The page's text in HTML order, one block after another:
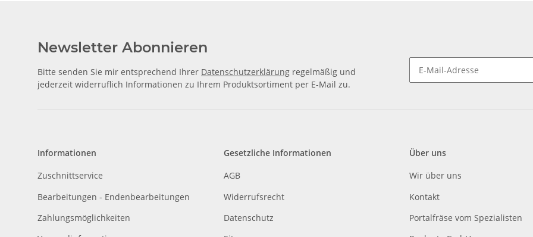
Newsletter Abonnieren
Bitte senden Sie mir entsprechend Ihrer Datenschutzerklärung regelmäßig und
jederzeit widerruflich Informationen zu Ihrem Produktsortiment per E-Mail zu.
Informationen
Zuschnittservice
Bearbeitungen - Endenbearbeitungen
Zahlungsmöglichkeiten
Gesetzliche Informationen
AGB
Widerrufsrecht
Datenschutz
Über uns
Wir über uns
Kontakt
Portalfräse vom Spezialisten